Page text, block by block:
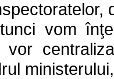
vom
vor